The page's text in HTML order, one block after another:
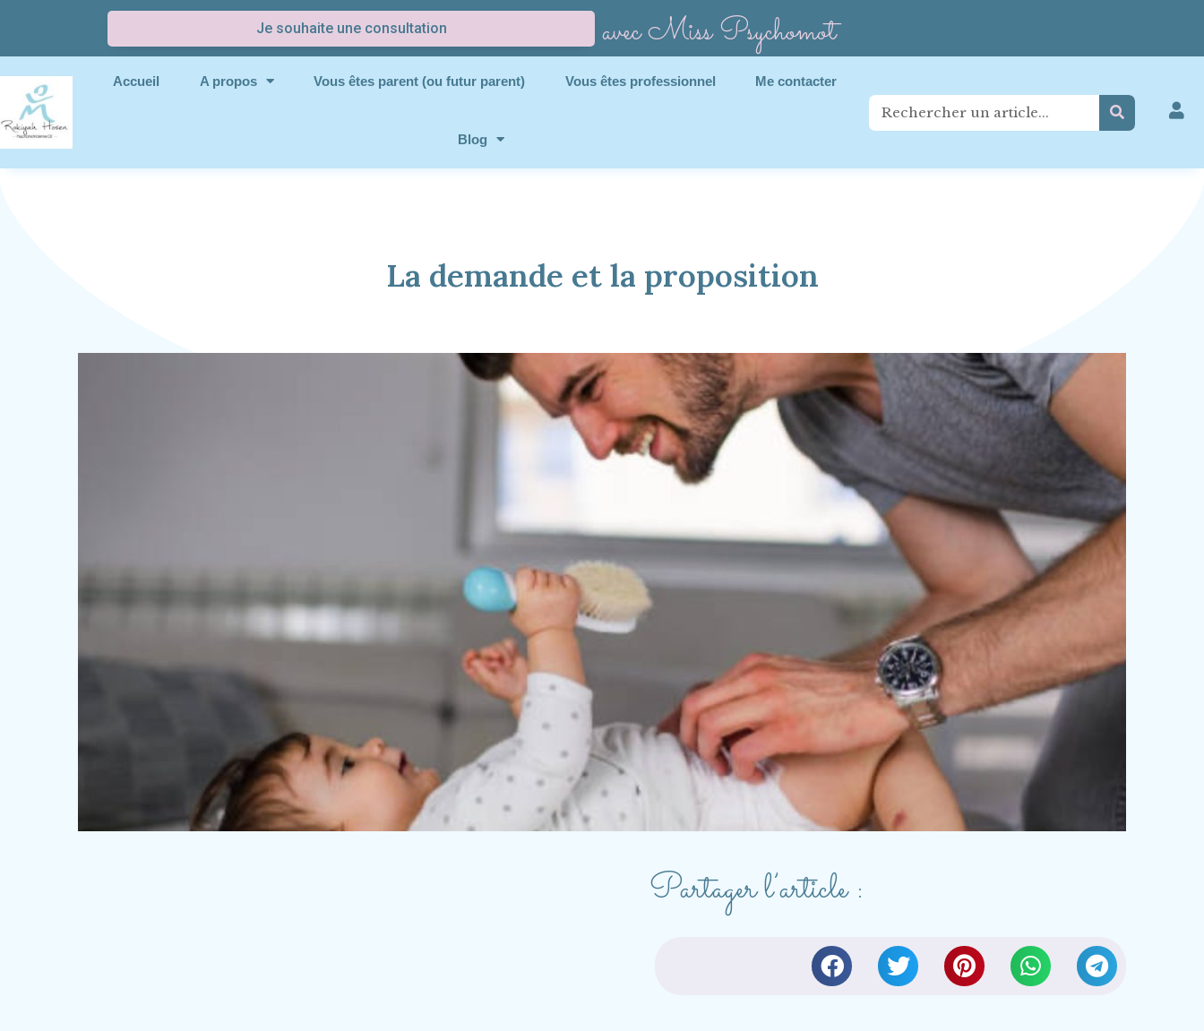
Je souhaite une consultation avec Miss Psychomot
Accueil A propos Vous êtes parent (ou futur parent) Vous êtes professionnel Me contacter
Blog
La demande et la proposition
Partager l’article :